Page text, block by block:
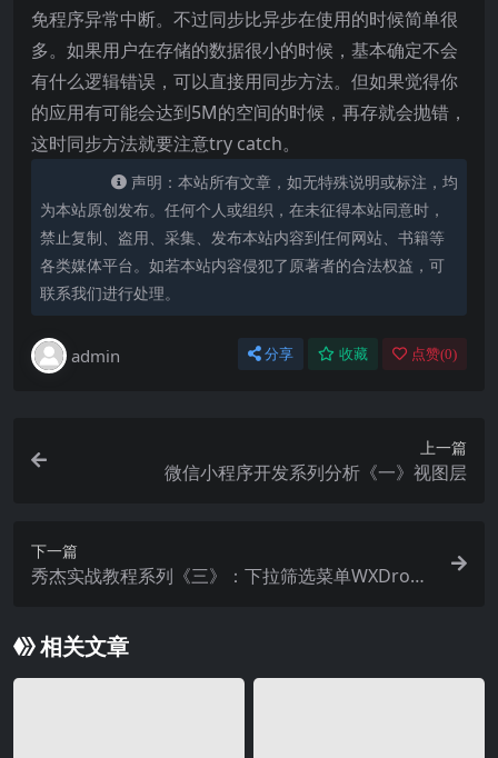
免程序异常中断。不过同步比异步在使用的时候简单很
多。如果用户在存储的数据很小的时候，基本确定不会
有什么逻辑错误，可以直接用同步方法。但如果觉得你
的应用有可能会达到5M的空间的时候，再存就会抛错，
这时同步方法就要注意try catch。
声明：本站所有文章，如无特殊说明或标注，均
为本站原创发布。任何个人或组织，在未征得本站同意时，
禁止复制、盗用、采集、发布本站内容到任何网站、书籍等
各类媒体平台。如若本站内容侵犯了原著者的合法权益，可
联系我们进行处理。
admin 分享 收藏 点赞(0)
上一篇
微信小程序开发系列分析《一》视图层
下一篇
秀杰实战教程系列《三》：下拉筛选菜单WXDrop
相关文章